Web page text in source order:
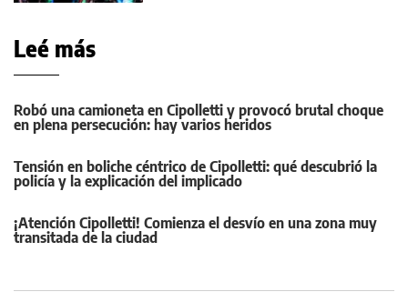
Leé más
Robó una camioneta en Cipolletti y provocó brutal choque
en plena persecución: hay varios heridos
Tensión en boliche céntrico de Cipolletti: qué descubrió la
policía y la explicación del implicado
¡Atención Cipolletti! Comienza el desvío en una zona muy
transitada de la ciudad